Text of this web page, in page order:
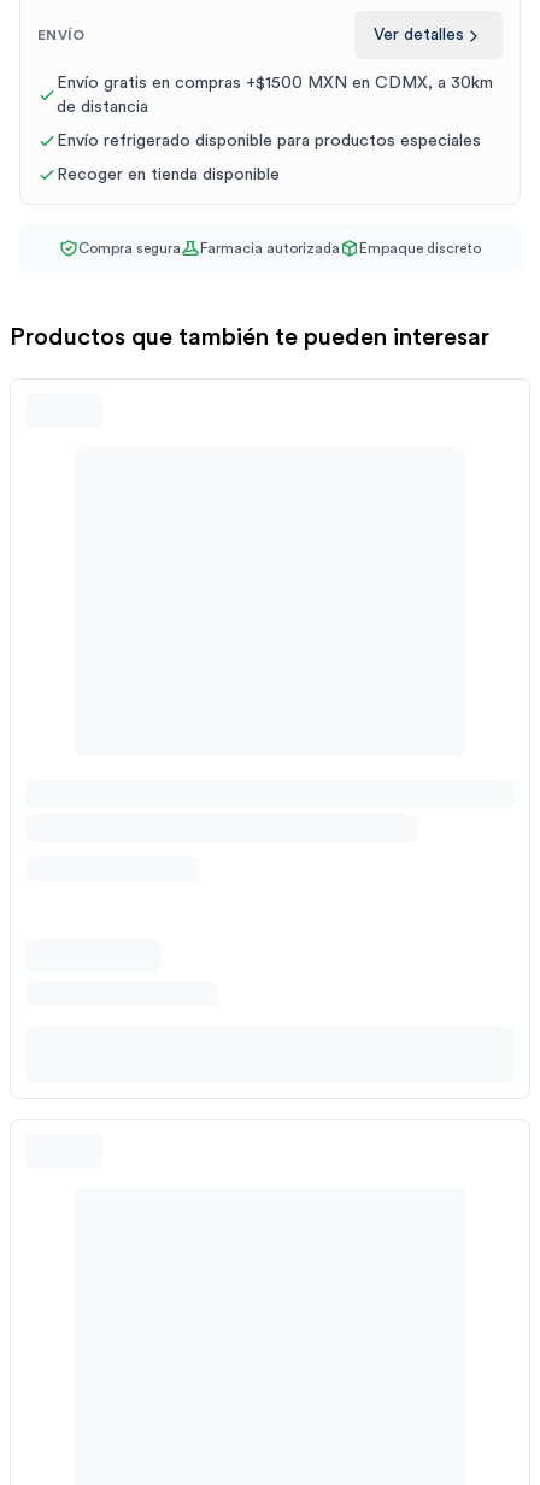
ENVÍO Ver detalles
Envío gratis en compras +$1500 MXN en CDMX, a 30km
de distancia
Envío refrigerado disponible para productos especiales
Recoger en tienda disponible
Compra segura Farmacia autorizada Empaque discreto
Productos que también te pueden interesar